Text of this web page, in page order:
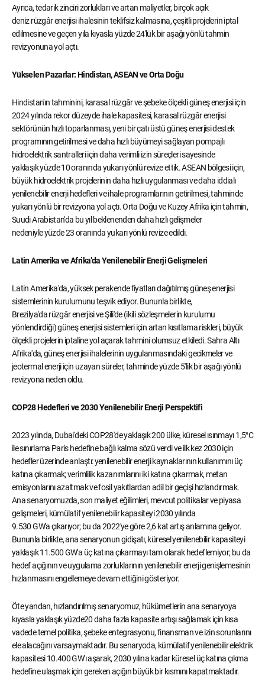
Ayrıca, tedarik zinciri zorlukları ve artan maliyetler, birçok açık
deniz rüzgâr enerjisi ihalesinin teklifsiz kalmasına, çeşitli projelerin iptal
edilmesine ve geçen yıla kıyasla yüzde 24'lük bir aşağı yönlü tahmin
revizyonuna yol açtı.
Yükselen Pazarlar: Hindistan, ASEAN ve Orta Doğu
Hindistan'ın tahminini, karasal rüzgâr ve şebeke ölçekli güneş enerjisi için
2024 yılında rekor düzeyde ihale kapasitesi, karasal rüzgâr enerjisi
sektörünün hızlı toparlanması, yeni bir çatı üstü güneş enerjisi destek
programının getirilmesi ve daha hızlı büyümeyi sağlayan pompajlı
hidroelektrik santralleri için daha verimli izin süreçleri sayesinde
yaklaşık yüzde 10 oranında yukarı yönlü revize ettik. ASEAN bölgesi için,
büyük hidroelektrik projelerinin daha hızlı uygulanması ve daha iddialı
yenilenebilir enerji hedefleri ve ihale programlarının getirilmesi, tahminde
yukarı yönlü bir revizyona yol açtı. Orta Doğu ve Kuzey Afrika için tahmin,
Suudi Arabistan'da bu yıl beklenenden daha hızlı gelişmeler
nedeniyle yüzde 23 oranında yukarı yönlü revize edildi.
Latin Amerika ve Afrika’da Yenilenebilir Enerji Gelişmeleri
Latin Amerika'da, yüksek perakende fiyatları dağıtılmış güneş enerjisi
sistemlerinin kurulumunu teşvik ediyor. Bununla birlikte,
Brezilya'da rüzgâr enerjisi ve Şili'de (ikili sözleşmelerin kurulumu
yönlendirdiği) güneş enerjisi sistemleri için artan kısıtlama riskleri, büyük
ölçekli projelerin iptaline yol açarak tahmini olumsuz etkiledi. Sahra Altı
Afrika'da, güneş enerjisi ihalelerinin uygulanmasındaki gecikmeler ve
jeotermal enerji için uzayan süreler, tahminde yüzde 5'lik bir aşağı yönlü
revizyona neden oldu.
COP28 Hedefleri ve 2030 Yenilenebilir Enerji Perspektifi
2023 yılında, Dubai'deki COP28'de yaklaşık 200 ülke, küresel ısınmayı 1,5°C
ile sınırlama Paris hedefine bağlı kalma sözü verdi ve ilk kez 2030 için
hedefler üzerinde anlaştı: yenilenebilir enerji kaynaklarının kullanımını üç
katına çıkarmak; verimlilik kazanımlarını iki katına çıkarmak, metan
emisyonlarını azaltmak ve fosil yakıtlardan adil bir geçişi hızlandırmak.
Ana senaryomuzda, son maliyet eğilimleri, mevcut politikalar ve piyasa
gelişmeleri, kümülatif yenilenebilir kapasiteyi 2030 yılında
9.530 GW'a çıkarıyor; bu da 2022'ye göre 2,6 kat artış anlamına geliyor.
Bununla birlikte, ana senaryonun gidişatı, küresel yenilenebilir kapasiteyi
yaklaşık 11.500 GW'a üç katına çıkarmayı tam olarak hedeflemiyor; bu da
hedef açığının ve uygulama zorluklarının yenilenebilir enerji genişlemesinin
hızlanmasını engellemeye devam ettiğini gösteriyor.
Öte yandan, hızlandırılmış senaryomuz, hükümetlerin ana senaryoya
kıyasla yaklaşık yüzde20 daha fazla kapasite artışı sağlamak için kısa
vadede temel politika, şebeke entegrasyonu, finansman ve izin sorunlarını
ele alacağını varsaymaktadır. Bu senaryoda, kümülatif yenilenebilir elektrik
kapasitesi 10.400 GW'ı aşarak, 2030 yılına kadar küresel üç katına çıkma
hedefine ulaşmak için gereken açığın büyük bir kısmını kapatmaktadır.